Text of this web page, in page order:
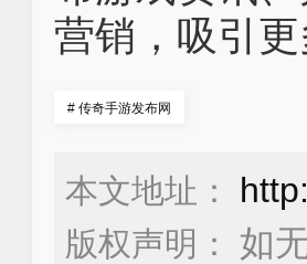
营销，吸引
# 传奇手游发布网
本文地址：
版权声明：
如